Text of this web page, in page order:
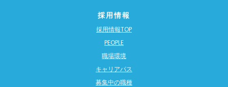
採用情報
採用情報TOP
PEOPLE
職場環境
キャリアパス
募集中の職種